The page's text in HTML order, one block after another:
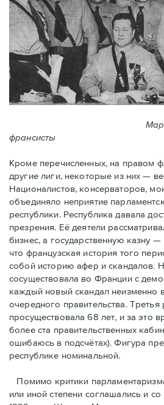
франсисты
Кроме перечисленных, на правом
другие лиги, некоторые из них —
Националистов, консерваторов,
объединяло неприятие
республики. Республика давала
презрения. Её деятели
бизнес, а государственную казну
что французская история того
собой историю афер и скандалов.
сосуществовала во Франции с
каждый новый скандал неизменно
очередного правительства. Третья
просуществовала 68 лет, и за это
более ста правительственных
ошибаюсь в подсчётах). Фигура
республике номинальной.
Помимо критики
или иной степени соглашались и